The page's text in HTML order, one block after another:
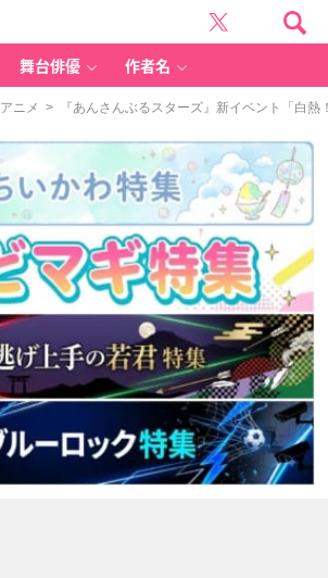
舞台俳優 作者名
アニメ > 『あんさんぶるスターズ』新イベント「白